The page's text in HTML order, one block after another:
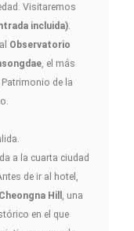
Visitaremos
incluida)
Observatorio
, el más
de la
a la cuarta ciudad
de ir al hotel,
Hill
, una
en el que